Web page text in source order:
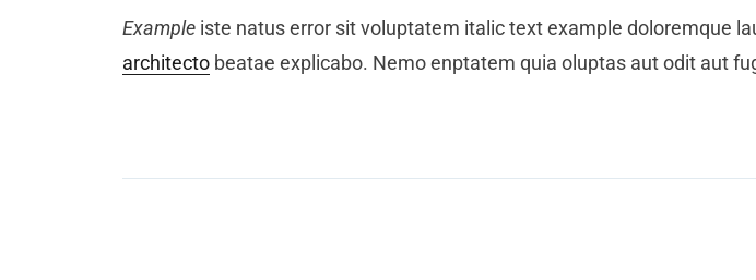
Example iste natus error sit voluptatem italic text example doloremque
architecto beatae explicabo. Nemo enptatem quia oluptas aut odit aut